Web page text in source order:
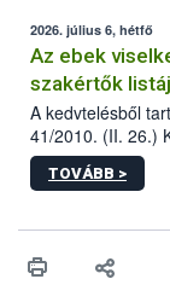
2026. július 6, hétfő
Az ebek
szakértők
A kedvtelésből
41/2010. (II. 26.)
sérülés, illetve
hatósági
vonni az ebek
TOVÁBB >